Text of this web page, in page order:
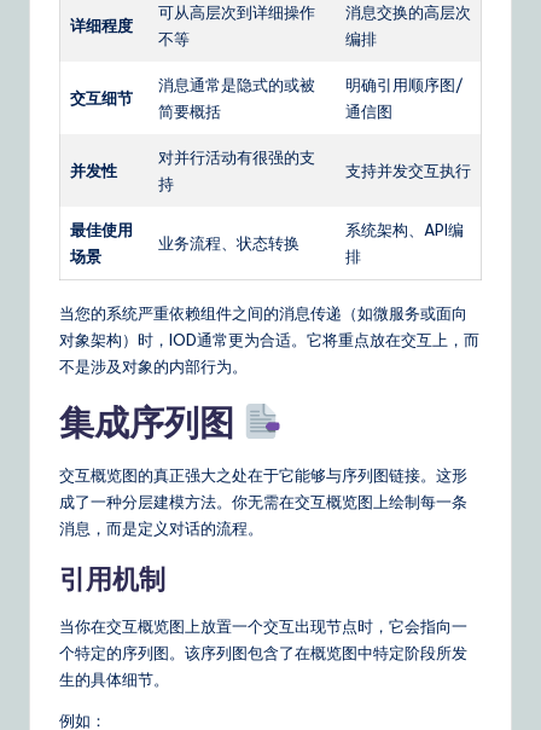
详细程度
可从高层次到详细操作
不等
消息交换的高层次
编排
交互细节
消息通常是隐式的或被
简要概括
明确引用顺序图/
通信图
并发性
对并行活动有很强的支
持
支持并发交互执行
最佳使用
场景
业务流程、状态转换
系统架构、API编
排
当您的系统严重依赖组件之间的消息传递（如微服务或面向
对象架构）时，IOD通常更为合适。它将重点放在交互上，而
不是涉及对象的内部行为。
集成序列图
交互概览图的真正强大之处在于它能够与序列图链接。这形
成了一种分层建模方法。你无需在交互概览图上绘制每一条
消息，而是定义对话的流程。
引用机制
当你在交互概览图上放置一个交互出现节点时，它会指向一
个特定的序列图。该序列图包含了在概览图中特定阶段所发
生的具体细节。
例如：